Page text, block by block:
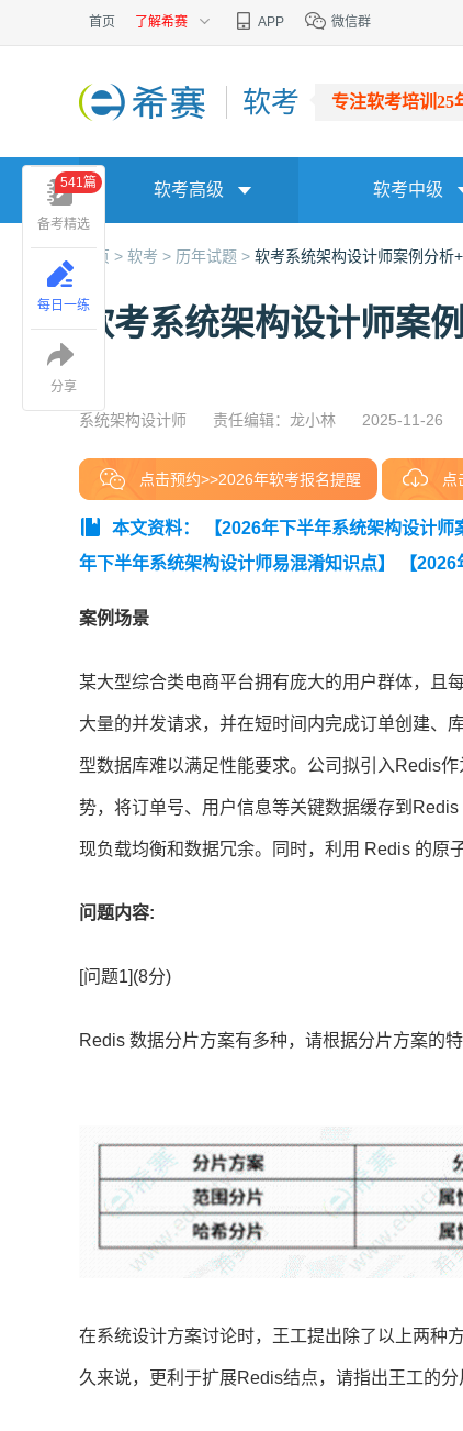
首页 了解希赛 APP 微信群
软考 专注软考培训25
软考高级 软考中级
首页 > 软考 > 历年试题 > 软考系统架构设计师案例分析+
软考系统架构设计师案
系统架构设计师 责任编辑：龙小林 2025-11-26
点击预约>>2026年软考报名提醒 点
本文资料： 【2026年下半年系统架构设计师
年下半年系统架构设计师易混淆知识点】
【
架构案例分析真题及答案解析】
【2026年5月23
案例场景
某大型综合类电商平台拥有庞大的用户群体，且
大量的并发请求，并在短时间内完成订单创建、
型数据库难以满足性能要求。公司拟引入Redis
势，将订单号、用户信息等关键数据缓存到
现负载均衡和数据冗余。同时，利用 Redis 的原
问题内容:
[问题1](8分)
Redis 数据分片方案有多种，请根据分片方案的
在系统设计方案讨论时，王工提出除了以上两种
久来说，更利于扩展Redis结点，请指出王工的分
备考精选
541篇
每日一练
分享